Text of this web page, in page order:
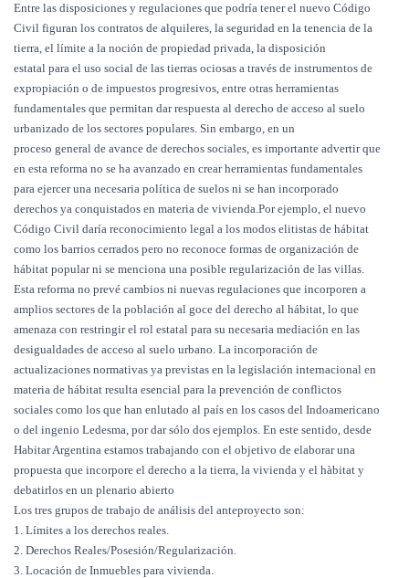
Entre las disposiciones y regulaciones que podría tener el nuevo Código
Civil figuran los contratos de alquileres, la seguridad en la tenencia de la
tierra, el límite a la noción de propiedad privada, la disposición
estatal para el uso social de las tierras ociosas a través de instrumentos de
expropiación o de impuestos progresivos, entre otras herramientas
fundamentales que permitan dar respuesta al derecho de acceso al suelo
urbanizado de los sectores populares. Sin embargo, en un
proceso general de avance de derechos sociales, es importante advertir que
en esta reforma no se ha avanzado en crear herramientas fundamentales
para ejercer una necesaria política de suelos ni se han incorporado
derechos ya conquistados en materia de vivienda.Por ejemplo, el nuevo
Código Civil daría reconocimiento legal a los modos elitistas de hábitat
como los barrios cerrados pero no reconoce formas de organización de
hábitat popular ni se menciona una posible regularización de las villas.
Esta reforma no prevé cambios ni nuevas regulaciones que incorporen a
amplios sectores de la población al goce del derecho al hábitat, lo que
amenaza con restringir el rol estatal para su necesaria mediación en las
desigualdades de acceso al suelo urbano. La incorporación de
actualizaciones normativas ya previstas en la legislación internacional en
materia de hábitat resulta esencial para la prevención de conflictos
sociales como los que han enlutado al país en los casos del Indoamericano
o del ingenio Ledesma, por dar sólo dos ejemplos. En este sentido, desde
Habitar Argentina estamos trabajando con el objetivo de elaborar una
propuesta que incorpore el derecho a la tierra, la vivienda y el hàbitat y
debatirlos en un plenario abierto
Los tres grupos de trabajo de análisis del anteproyecto son:
1. Límites a los derechos reales.
2. Derechos Reales/Posesión/Regularización.
3. Locación de Inmuebles para vivienda.